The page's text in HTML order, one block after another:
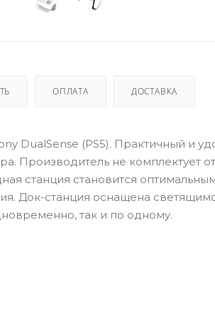
ОПЛАТА ДОСТАВКА
DualSense (PS5). Практичный и
Производитель не комплектует
станция становится
Док-станция оснащена
так и по одному.